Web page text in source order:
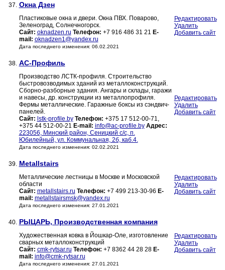
37. Окна Дзен
Пластиковые окна и двери. Окна ПВХ. Поварово,
Зеленоград, Солнечногорск.
Сайт: oknadzen.ru Телефон: +7 916 486 31 21 E-
mail: oknadzen1@yandex.ru
Дата последнего изменения: 06.02.2021
Редактировать
Удалить
Добавить сайт
38. АС-Профиль
Производство ЛСТК-профиля. Строительство
быстровозводимых зданий из металлоконструкций.
Сборно-разборные здания. Ангары и склады, гаражи
и навесы, др. конструкции из металлопрофиля.
Фермы металлические. Гаражные боксы из сэндвич-
панелей.
Сайт: lstk-profile.by Телефон: +375 17 512-00-71,
+375 44 512-00-21 E-mail: info@ac-profile.by Адрес:
223056, Минский район, Сеницкий с/с, п.
Юбилейный, ул. Коммунальная, 2б, каб.4.
Дата последнего изменения: 02.02.2021
Редактировать
Удалить
Добавить сайт
39. Metallstairs
Металлические лестницы в Москве и Московской
области
Сайт: metallstairs.ru Телефон: +7 499 213-30-96 E-
mail: metallstairsmsk@yandex.ru
Дата последнего изменения: 27.01.2021
Редактировать
Удалить
Добавить сайт
40. РЫЦАРЬ, Производственная компания
Художественная ковка в Йошкар-Оле, изготовление
сварных металлоконструкций
Сайт: cmk-rytsar.ru Телефон: +7 8362 44 28 28 E-
mail: info@cmk-rytsar.ru
Дата последнего изменения: 27.01.2021
Редактировать
Удалить
Добавить сайт